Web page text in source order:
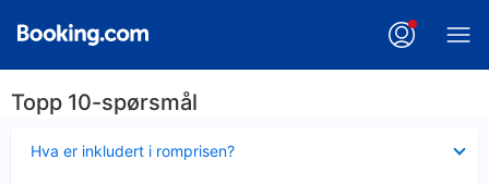
Topp 10-spørsmål
Hva er inkludert i romprisen?
mindre